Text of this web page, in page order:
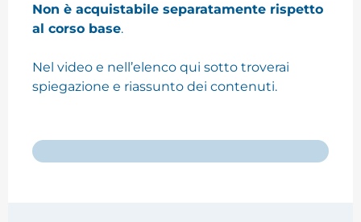
Non è acquistabile separatamente rispetto
al corso base.
Nel video e nell’elenco qui sotto troverai
spiegazione e riassunto dei contenuti.